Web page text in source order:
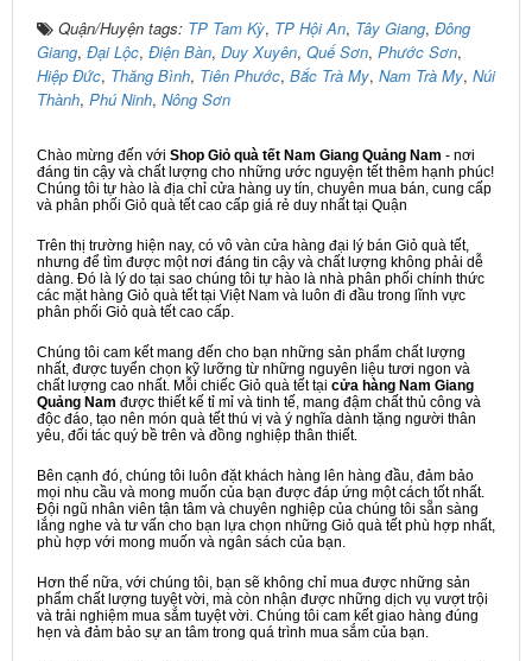
Quận/Huyện tags: TP Tam Kỳ, TP Hội An, Tây Giang, Đông
Giang, Đại Lộc, Điện Bàn, Duy Xuyên, Quế Sơn, Phước Sơn,
Hiệp Đức, Thăng Bình, Tiên Phước, Bắc Trà My, Nam Trà My, Núi
Thành, Phú Ninh, Nông Sơn
Chào mừng đến với Shop Giỏ quà tết Nam Giang Quảng Nam - nơi
đáng tin cậy và chất lượng cho những ước nguyện tết thêm hạnh phúc!
Chúng tôi tự hào là địa chỉ cửa hàng uy tín, chuyên mua bán, cung cấp
và phân phối Giỏ quà tết cao cấp giá rẻ duy nhất tại Quận
Trên thị trường hiện nay, có vô vàn cửa hàng đại lý bán Giỏ quà tết,
nhưng để tìm được một nơi đáng tin cậy và chất lượng không phải dễ
dàng. Đó là lý do tại sao chúng tôi tự hào là nhà phân phối chính thức
các mặt hàng Giỏ quà tết tại Việt Nam và luôn đi đầu trong lĩnh vực
phân phối Giỏ quà tết cao cấp.
Chúng tôi cam kết mang đến cho bạn những sản phẩm chất lượng
nhất, được tuyển chọn kỹ lưỡng từ những nguyên liệu tươi ngon và
chất lượng cao nhất. Mỗi chiếc Giỏ quà tết tại cửa hàng Nam Giang
Quảng Nam được thiết kế tỉ mỉ và tinh tế, mang đậm chất thủ công và
độc đáo, tạo nên món quà tết thú vị và ý nghĩa dành tặng người thân
yêu, đối tác quý bề trên và đồng nghiệp thân thiết.
Bên cạnh đó, chúng tôi luôn đặt khách hàng lên hàng đầu, đảm bảo
mọi nhu cầu và mong muốn của bạn được đáp ứng một cách tốt nhất.
Đội ngũ nhân viên tận tâm và chuyên nghiệp của chúng tôi sẵn sàng
lắng nghe và tư vấn cho bạn lựa chọn những Giỏ quà tết phù hợp nhất,
phù hợp với mong muốn và ngân sách của bạn.
Hơn thế nữa, với chúng tôi, bạn sẽ không chỉ mua được những sản
phẩm chất lượng tuyệt vời, mà còn nhận được những dịch vụ vượt trội
và trải nghiệm mua sắm tuyệt vời. Chúng tôi cam kết giao hàng đúng
hẹn và đảm bảo sự an tâm trong quá trình mua sắm của bạn.